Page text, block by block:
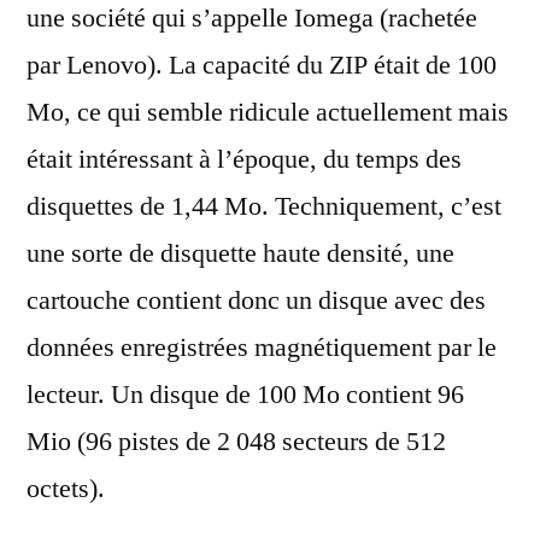
une société qui s’appelle Iomega (rachetée
par Lenovo). La capacité du ZIP était de 100
Mo, ce qui semble ridicule actuellement mais
était intéressant à l’époque, du temps des
disquettes de 1,44 Mo. Techniquement, c’est
une sorte de disquette haute densité, une
cartouche contient donc un disque avec des
données enregistrées magnétiquement par le
lecteur. Un disque de 100 Mo contient 96
Mio (96 pistes de 2 048 secteurs de 512
octets).